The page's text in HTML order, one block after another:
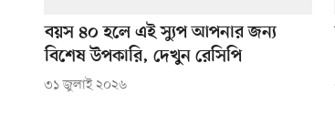
বয়স ৪০ হলে এই স্যুপ আপনার জন্য
বিশেষ উপকারি, দেখুন রেসিপি
৩১ জুলাই ২০২৬